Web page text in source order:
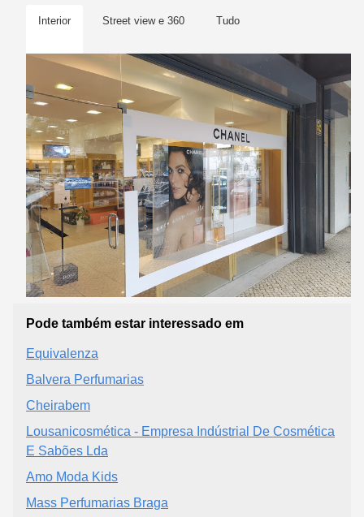
Interior Street view e 360 Tudo
Pode também estar interessado em
Equivalenza
Balvera Perfumarias
Cheirabem
Lousanicosmética - Empresa Indústrial De Cosmética
E Sabões Lda
Amo Moda Kids
Mass Perfumarias Braga